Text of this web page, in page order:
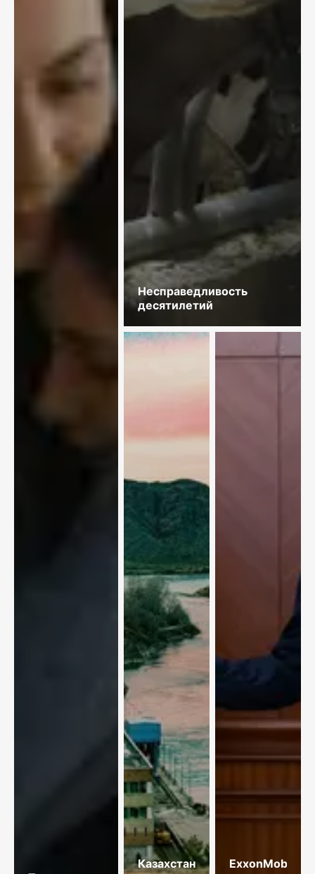
Несправедливость
десятилетий
Казахстан
ExxonMobil